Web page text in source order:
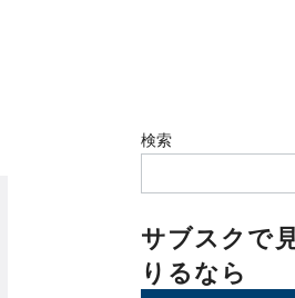
検索
サブスクで
りるなら